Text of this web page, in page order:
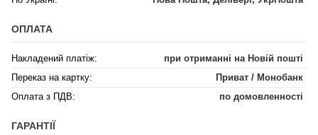
ОПЛАТА
Накладений платіж:
при отриманні на Новій пошті
Переказ на картку:
Приват / Монобанк
Оплата з ПДВ:
по домовленності
ГАРАНТІЇ